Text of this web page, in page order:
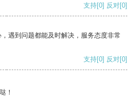
支持[0] 反对[0]
遇到问题都能及时解决，服务态度非常
支持[0] 反对[0]
！